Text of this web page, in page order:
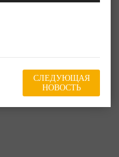
СЛЕДУЮЩАЯ
НОВОСТЬ